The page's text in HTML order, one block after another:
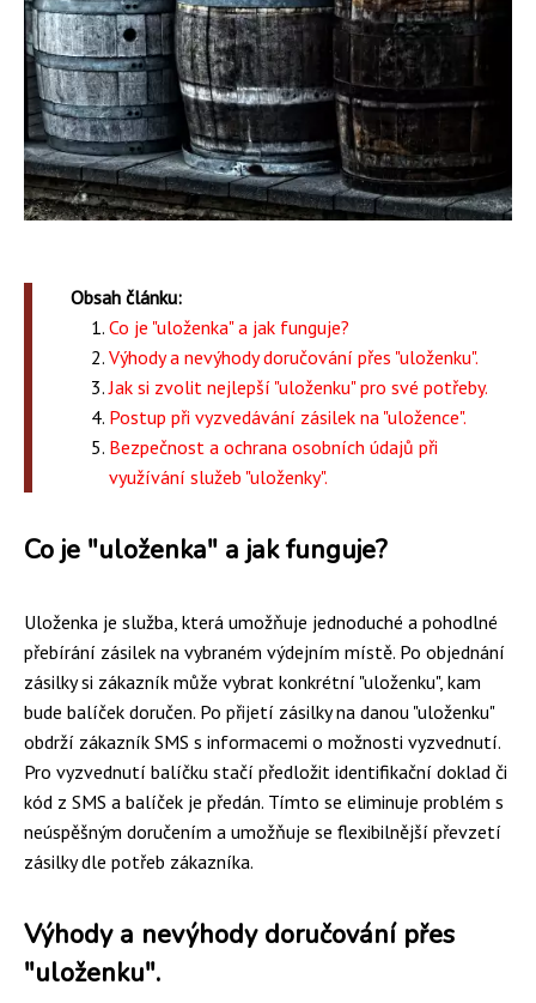
Obsah článku:
Co je "uloženka" a jak funguje?
Výhody a nevýhody doručování přes "uloženku".
Jak si zvolit nejlepší "uloženku" pro své potřeby.
Postup při vyzvedávání zásilek na "uložence".
Bezpečnost a ochrana osobních údajů při
využívání služeb "uloženky".
Co je "uloženka" a jak funguje?
Uloženka je služba, která umožňuje jednoduché a pohodlné
přebírání zásilek na vybraném výdejním místě. Po objednání
zásilky si zákazník může vybrat konkrétní "uloženku", kam
bude balíček doručen. Po přijetí zásilky na danou "uloženku"
obdrží zákazník SMS s informacemi o možnosti vyzvednutí.
Pro vyzvednutí balíčku stačí předložit identifikační doklad či
kód z SMS a balíček je předán. Tímto se eliminuje problém s
neúspěšným doručením a umožňuje se flexibilnější převzetí
zásilky dle potřeb zákazníka.
Výhody a nevýhody doručování přes
"uloženku".